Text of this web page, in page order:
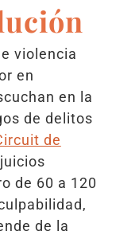
violencia
en
en la
de delitos
de
de 60 a 120
de la